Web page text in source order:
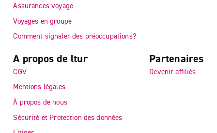
Assurances voyage
Voyages en groupe
Comment signaler des préoccupations?
A propos de ltur
CGV
Mentions légales
À propos de nous
Sécurité et Protection des données
Partenaires
Devenir affiliés